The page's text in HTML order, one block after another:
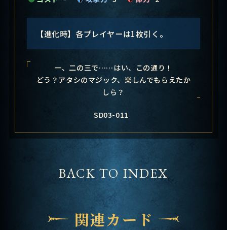
【進化時】各プレイヤーは1枚引く。
一、二の三で……はい、この通り！
どう？アタシのマジック、楽しんでもらえたか
しら？
SD03-011
BACK TO INDEX
関連カード